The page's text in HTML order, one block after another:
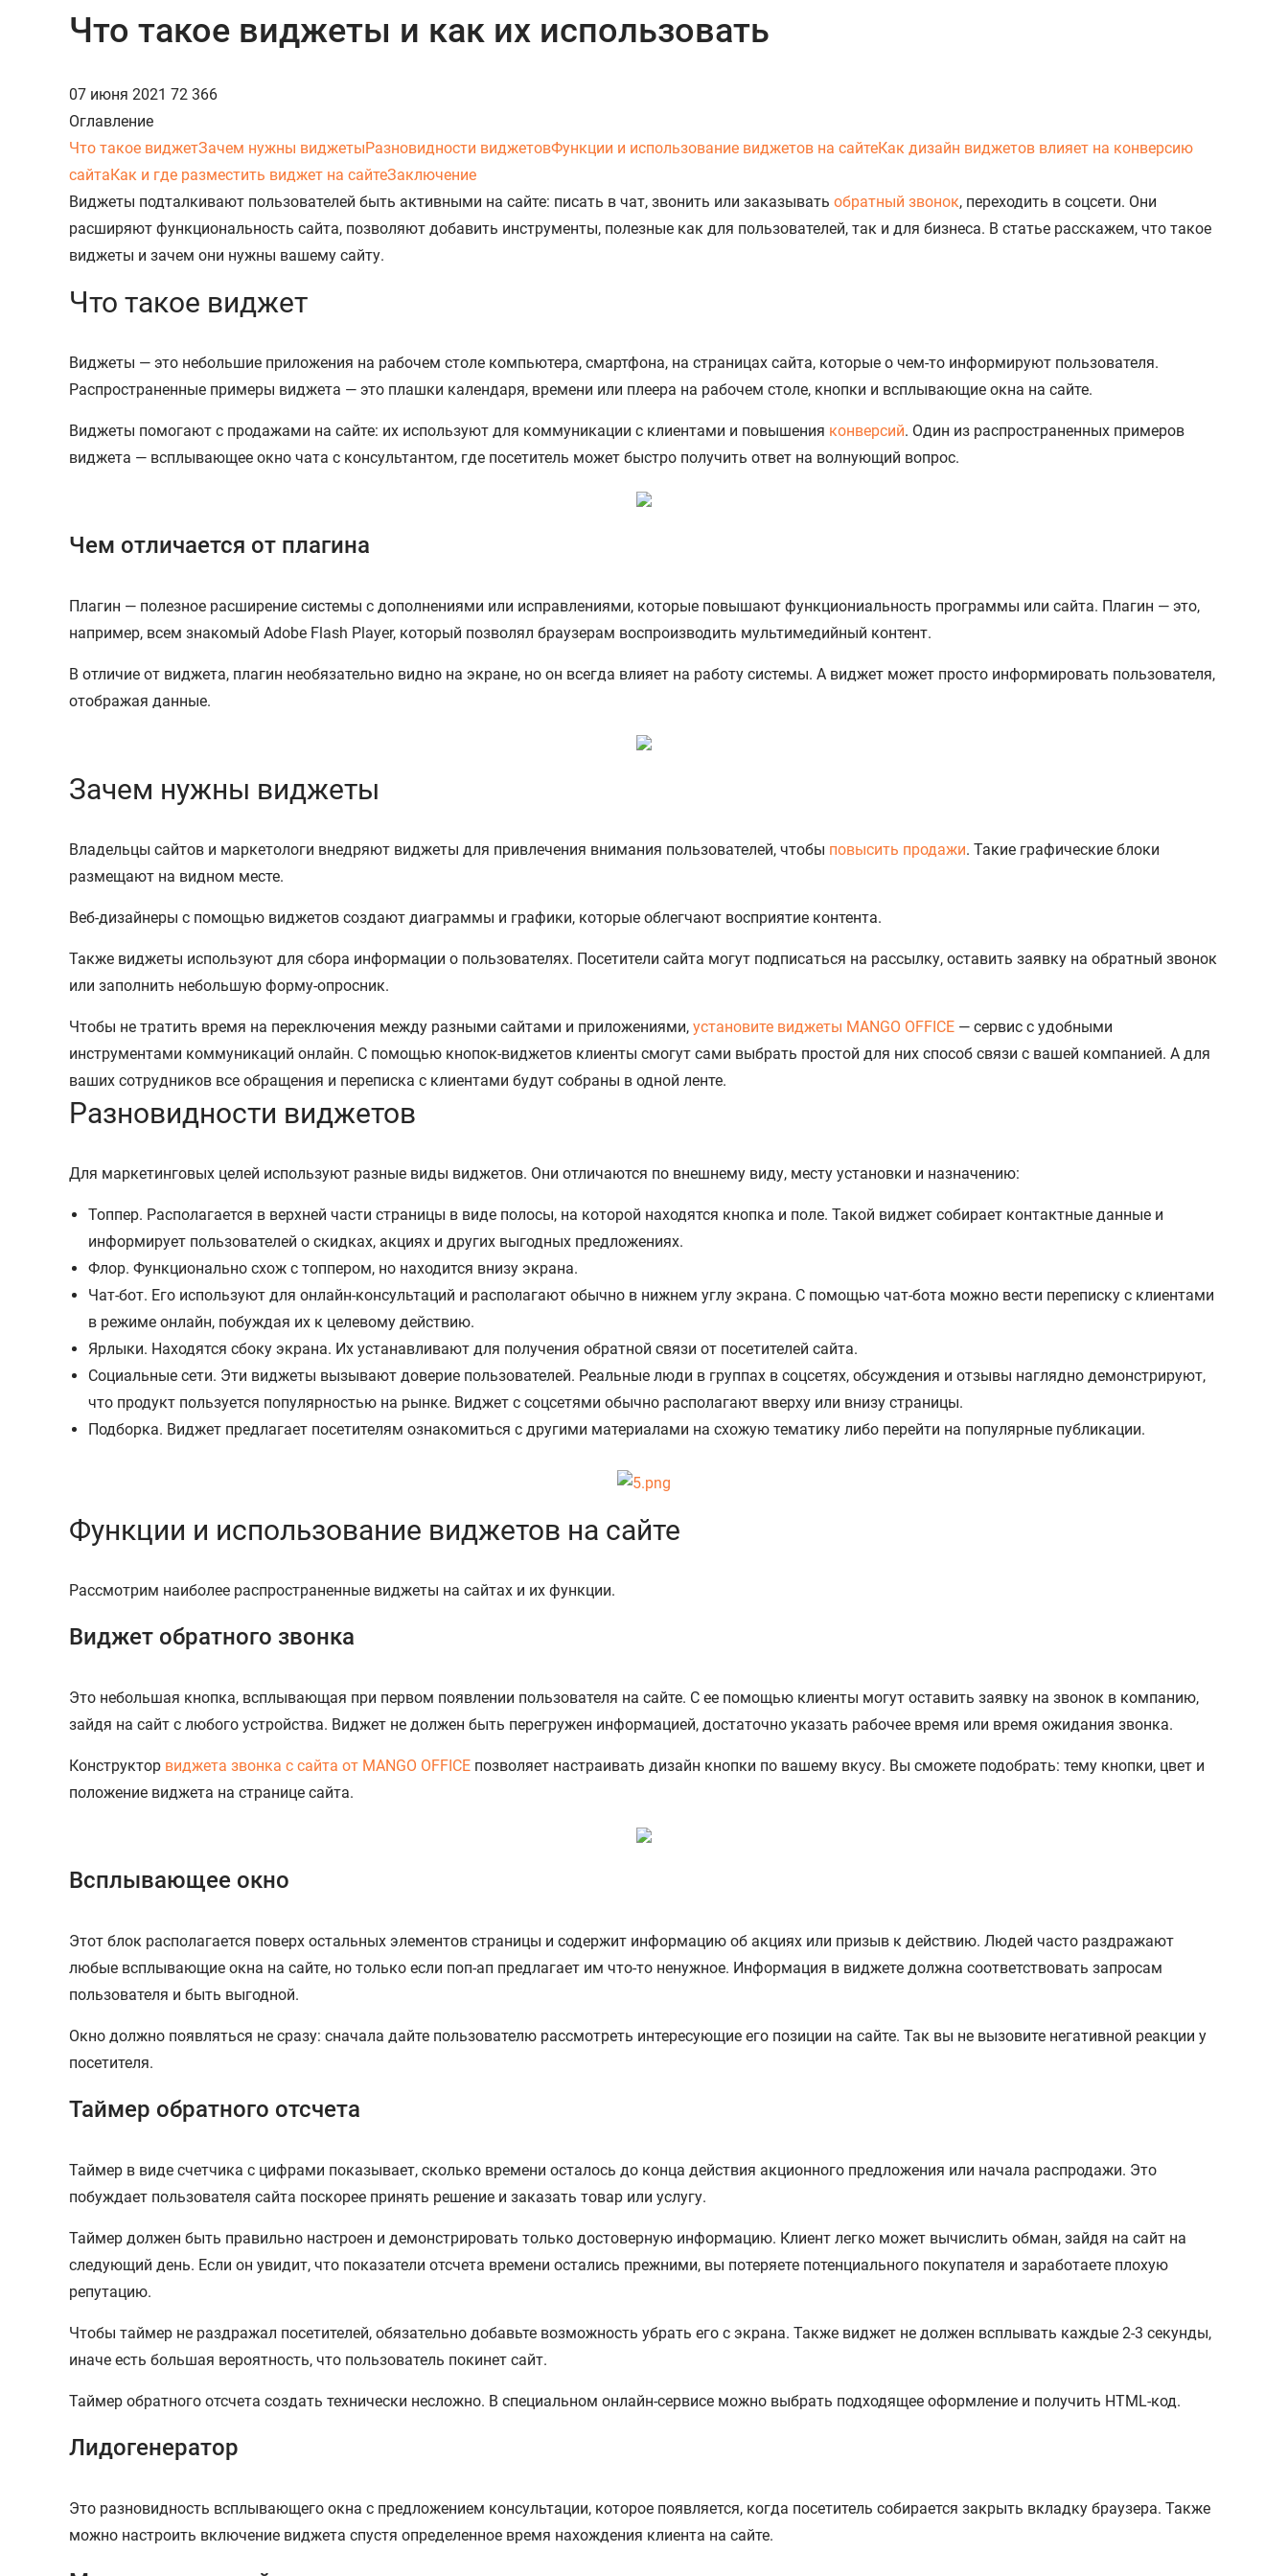
Что такое виджеты и как их использовать
07 июня 2021 72 366
Оглавление
Что такое виджетЗачем нужны виджетыРазновидности виджетовФункции и использование виджетов на сайтеКак дизайн виджетов влияет на конверсию
сайтаКак и где разместить виджет на сайтеЗаключение
Виджеты подталкивают пользователей быть активными на сайте: писать в чат, звонить или заказывать обратный звонок, переходить в соцсети. Они
расширяют функциональность сайта, позволяют добавить инструменты, полезные как для пользователей, так и для бизнеса. В статье расскажем, что такое
виджеты и зачем они нужны вашему сайту.
Что такое виджет
Виджеты — это небольшие приложения на рабочем столе компьютера, смартфона, на страницах сайта, которые о чем-то информируют пользователя.
Распространенные примеры виджета — это плашки календаря, времени или плеера на рабочем столе, кнопки и всплывающие окна на сайте.
Виджеты помогают с продажами на сайте: их используют для коммуникации с клиентами и повышения конверсий. Один из распространенных примеров
виджета — всплывающее окно чата с консультантом, где посетитель может быстро получить ответ на волнующий вопрос.
Чем отличается от плагина
Плагин — полезное расширение системы с дополнениями или исправлениями, которые повышают функциониальность программы или сайта. Плагин — это,
например, всем знакомый Adobe Flash Player, который позволял браузерам воспроизводить мультимедийный контент.
В отличие от виджета, плагин необязательно видно на экране, но он всегда влияет на работу системы. А виджет может просто информировать пользователя,
отображая данные.
Зачем нужны виджеты
Владельцы сайтов и маркетологи внедряют виджеты для привлечения внимания пользователей, чтобы повысить продажи. Такие графические блоки
размещают на видном месте.
Веб-дизайнеры с помощью виджетов создают диаграммы и графики, которые облегчают восприятие контента.
Также виджеты используют для сбора информации о пользователях. Посетители сайта могут подписаться на рассылку, оставить заявку на обратный звонок
или заполнить небольшую форму-опросник.
Чтобы не тратить время на переключения между разными сайтами и приложениями, установите виджеты MANGO OFFICE — сервис с удобными
инструментами коммуникаций онлайн. С помощью кнопок-виджетов клиенты смогут сами выбрать простой для них способ связи с вашей компанией. А для
ваших сотрудников все обращения и переписка с клиентами будут собраны в одной ленте.
Разновидности виджетов
Для маркетинговых целей используют разные виды виджетов. Они отличаются по внешнему виду, месту установки и назначению:
Топпер. Располагается в верхней части страницы в виде полосы, на которой находятся кнопка и поле. Такой виджет собирает контактные данные и
информирует пользователей о скидках, акциях и других выгодных предложениях.
Флор. Функционально схож с топпером, но находится внизу экрана.
Чат-бот. Его используют для онлайн-консультаций и располагают обычно в нижнем углу экрана. С помощью чат-бота можно вести переписку с клиентами
в режиме онлайн, побуждая их к целевому действию.
Ярлыки. Находятся сбоку экрана. Их устанавливают для получения обратной связи от посетителей сайта.
Социальные сети. Эти виджеты вызывают доверие пользователей. Реальные люди в группах в соцсетях, обсуждения и отзывы наглядно демонстрируют,
что продукт пользуется популярностью на рынке. Виджет с соцсетями обычно располагают вверху или внизу страницы.
Подборка. Виджет предлагает посетителям ознакомиться с другими материалами на схожую тематику либо перейти на популярные публикации.
Функции и использование виджетов на сайте
Рассмотрим наиболее распространенные виджеты на сайтах и их функции.
Виджет обратного звонка
Это небольшая кнопка, всплывающая при первом появлении пользователя на сайте. С ее помощью клиенты могут оставить заявку на звонок в компанию,
зайдя на сайт с любого устройства. Виджет не должен быть перегружен информацией, достаточно указать рабочее время или время ожидания звонка.
Конструктор виджета звонка с сайта от MANGO OFFICE позволяет настраивать дизайн кнопки по вашему вкусу. Вы сможете подобрать: тему кнопки, цвет и
положение виджета на странице сайта.
Всплывающее окно
Этот блок располагается поверх остальных элементов страницы и содержит информацию об акциях или призыв к действию. Людей часто раздражают
любые всплывающие окна на сайте, но только если поп-ап предлагает им что-то ненужное. Информация в виджете должна соответствовать запросам
пользователя и быть выгодной.
Окно должно появляться не сразу: сначала дайте пользователю рассмотреть интересующие его позиции на сайте. Так вы не вызовите негативной реакции у
посетителя.
Таймер обратного отсчета
Таймер в виде счетчика с цифрами показывает, сколько времени осталось до конца действия акционного предложения или начала распродажи. Это
побуждает пользователя сайта поскорее принять решение и заказать товар или услугу.
Таймер должен быть правильно настроен и демонстрировать только достоверную информацию. Клиент легко может вычислить обман, зайдя на сайт на
следующий день. Если он увидит, что показатели отсчета времени остались прежними, вы потеряете потенциального покупателя и заработаете плохую
репутацию.
Чтобы таймер не раздражал посетителей, обязательно добавьте возможность убрать его с экрана. Также виджет не должен всплывать каждые 2-3 секунды,
иначе есть большая вероятность, что пользователь покинет сайт.
Таймер обратного отсчета создать технически несложно. В специальном онлайн-сервисе можно выбрать подходящее оформление и получить HTML-код.
Лидогенератор
Это разновидность всплывающего окна с предложением консультации, которое появляется, когда посетитель собирается закрыть вкладку браузера. Также
можно настроить включение виджета спустя определенное время нахождения клиента на сайте.